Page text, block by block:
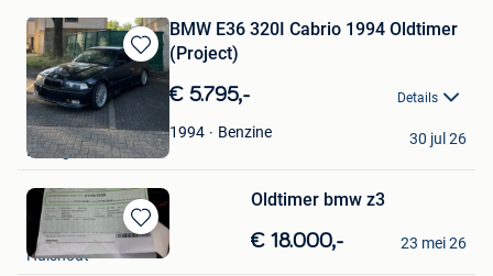
Bewaren
in
Mijn
Favorieten
BMW E36 320I Cabrio 1994 Oldtimer
(Project)
€ 5.795,- Details
1994 Benzine
Sjorre
Beringen
30 jul 26
Bewaren
in
Oldtimer bmw z3
€ 18.000,-
louis
Hulshout
23 mei 26